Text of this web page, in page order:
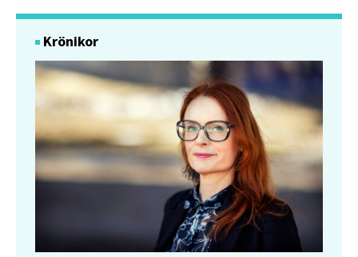
Krönikor